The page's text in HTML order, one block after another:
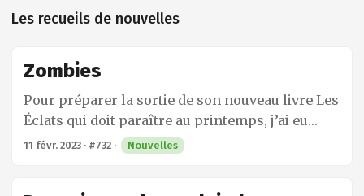
Les recueils de nouvelles
Zombies
Pour préparer la sortie de son nouveau livre Les
Éclats qui doit paraître au printemps, j’ai eu
envie de me plonger dans le seul livre de Bret
11 févr. 2023 · #732 · Nouvelles